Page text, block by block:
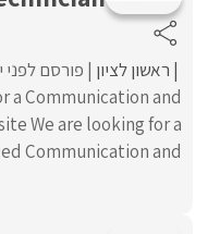
ראשון לציון פורסם לפני
a Communication and
We are looking for a
Communication and ...